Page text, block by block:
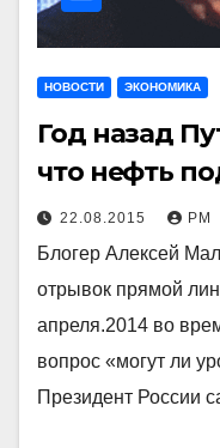
НОВОСТИ ЭКОНОМИКА
Год назад
что нефть
22.08.2015 РМ
Блогер Алексей
отрывок прямой
апреля.2014 во
вопрос «могут ли
Президент России